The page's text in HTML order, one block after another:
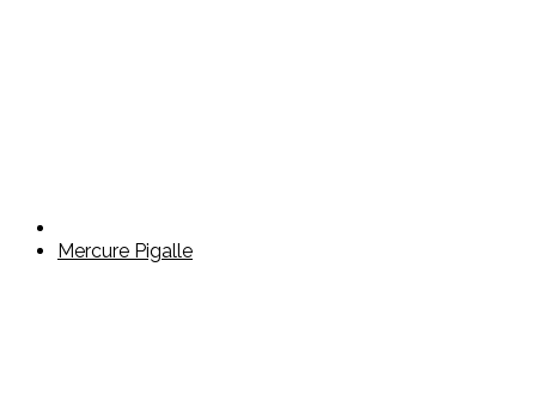
Mercure Pigalle